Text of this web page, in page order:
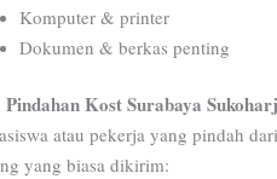
Komputer & printer
Dokumen & berkas penting
Pindahan Kost Surabaya
atau pekerja yang pindah
yang biasa dikirim: